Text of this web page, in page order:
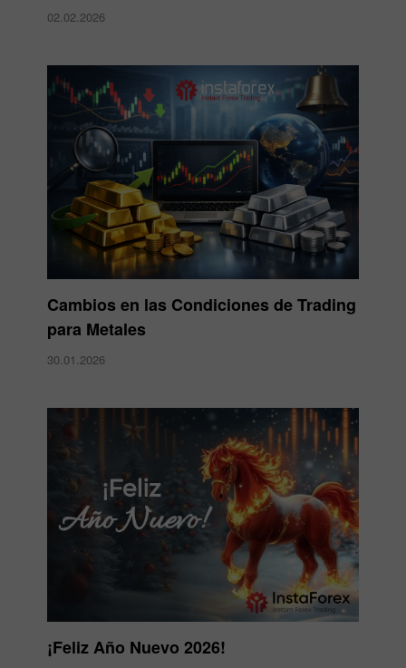
02.02.2026
Cambios en las Condiciones de Trading
para Metales
30.01.2026
¡Feliz Año Nuevo 2026!